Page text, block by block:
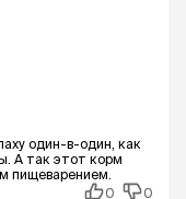
один-в-один, как
А так этот корм
пищеварением.
0
0